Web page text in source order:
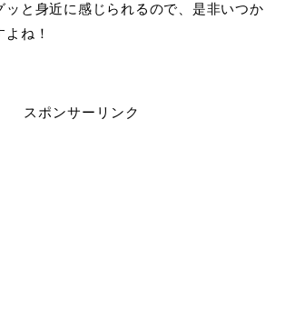
ッと身近に感じられるので、是非いつか
ね！
スポンサーリンク